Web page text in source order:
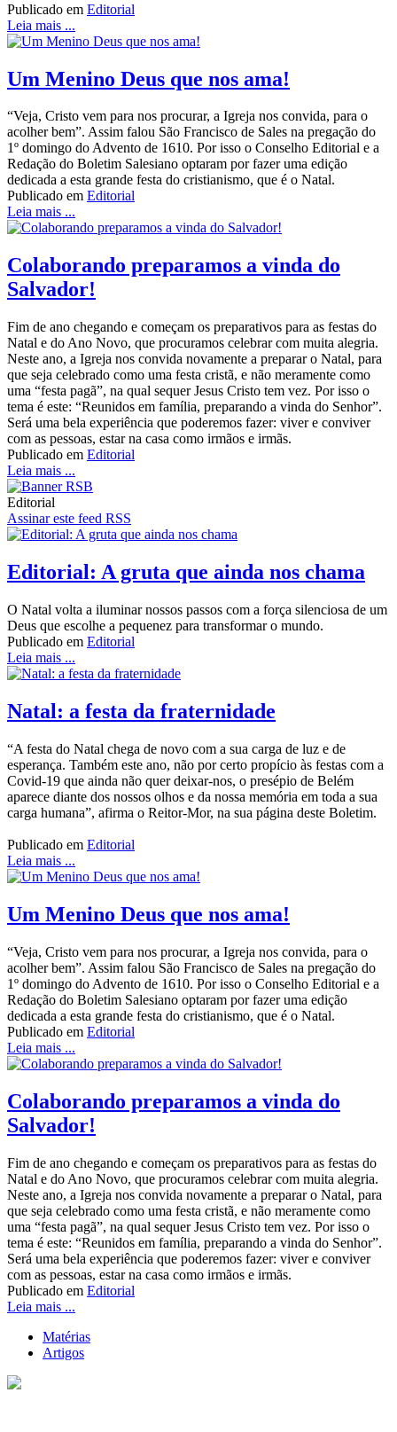
Publicado em Editorial
Leia mais ...
Um Menino Deus que nos ama!
“Veja, Cristo vem para nos procurar, a Igreja nos convida, para o
acolher bem”. Assim falou São Francisco de Sales na pregação do
1º domingo do Advento de 1610. Por isso o Conselho Editorial e a
Redação do Boletim Salesiano optaram por fazer uma edição
dedicada a esta grande festa do cristianismo, que é o Natal.
Publicado em Editorial
Leia mais ...
Colaborando preparamos a vinda do
Salvador!
Fim de ano chegando e começam os preparativos para as festas do
Natal e do Ano Novo, que procuramos celebrar com muita alegria.
Neste ano, a Igreja nos convida novamente a preparar o Natal, para
que seja celebrado como uma festa cristã, e não meramente como
uma “festa pagã”, na qual sequer Jesus Cristo tem vez. Por isso o
tema é este: “Reunidos em família, preparando a vinda do Senhor”.
Será uma bela experiência que poderemos fazer: viver e conviver
com as pessoas, estar na casa como irmãos e irmãs.
Publicado em Editorial
Leia mais ...
Editorial
Assinar este feed RSS
Editorial: A gruta que ainda nos chama
O Natal volta a iluminar nossos passos com a força silenciosa de um
Deus que escolhe a pequenez para transformar o mundo.
Publicado em Editorial
Leia mais ...
Natal: a festa da fraternidade
“A festa do Natal chega de novo com a sua carga de luz e de
esperança. Também este ano, não por certo propício às festas com a
Covid-19 que ainda não quer deixar-nos, o presépio de Belém
aparece diante dos nossos olhos e da nossa memória em toda a sua
carga humana”, afirma o Reitor-Mor, na sua página deste Boletim.
Publicado em Editorial
Leia mais ...
Um Menino Deus que nos ama!
“Veja, Cristo vem para nos procurar, a Igreja nos convida, para o
acolher bem”. Assim falou São Francisco de Sales na pregação do
1º domingo do Advento de 1610. Por isso o Conselho Editorial e a
Redação do Boletim Salesiano optaram por fazer uma edição
dedicada a esta grande festa do cristianismo, que é o Natal.
Publicado em Editorial
Leia mais ...
Colaborando preparamos a vinda do
Salvador!
Fim de ano chegando e começam os preparativos para as festas do
Natal e do Ano Novo, que procuramos celebrar com muita alegria.
Neste ano, a Igreja nos convida novamente a preparar o Natal, para
que seja celebrado como uma festa cristã, e não meramente como
uma “festa pagã”, na qual sequer Jesus Cristo tem vez. Por isso o
tema é este: “Reunidos em família, preparando a vinda do Senhor”.
Será uma bela experiência que poderemos fazer: viver e conviver
com as pessoas, estar na casa como irmãos e irmãs.
Publicado em Editorial
Leia mais ...
Matérias
Artigos